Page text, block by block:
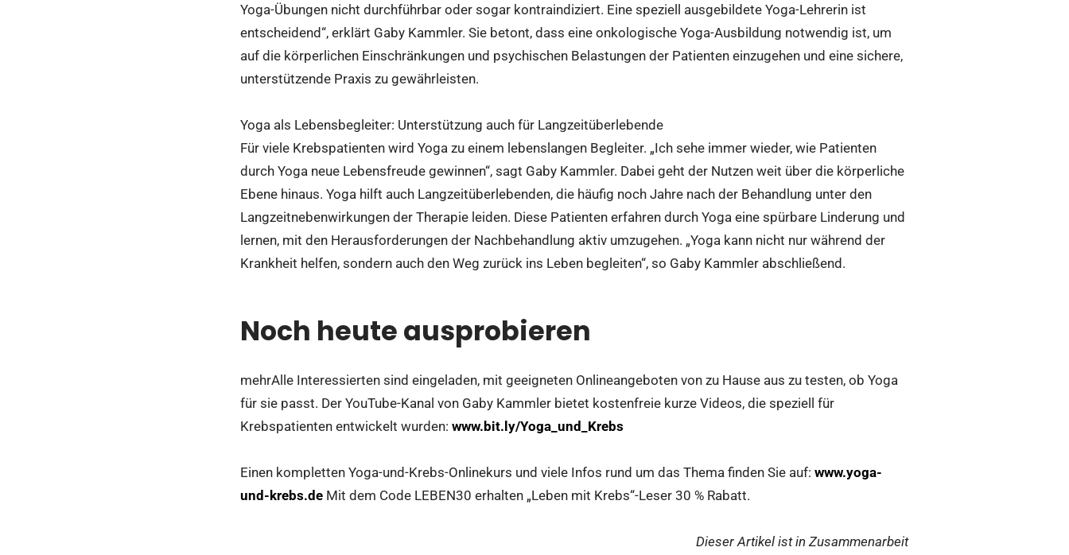
Yoga-Übungen nicht durchführbar oder sogar kontraindiziert. Eine speziell ausgebildete Yoga-Lehrerin ist
entscheidend“, erklärt Gaby Kammler. Sie betont, dass eine onkologische Yoga-Ausbildung notwendig ist, um
auf die körperlichen Einschränkungen und psychischen Belastungen der Patienten einzugehen und eine sichere,
unterstützende Praxis zu gewährleisten.
Yoga als Lebensbegleiter: Unterstützung auch für Langzeitüberlebende
Für viele Krebspatienten wird Yoga zu einem lebenslangen Begleiter. „Ich sehe immer wieder, wie Patienten
durch Yoga neue Lebensfreude gewinnen“, sagt Gaby Kammler. Dabei geht der Nutzen weit über die körperliche
Ebene hinaus. Yoga hilft auch Langzeitüberlebenden, die häufig noch Jahre nach der Behandlung unter den
Langzeitnebenwirkungen der Therapie leiden. Diese Patienten erfahren durch Yoga eine spürbare Linderung und
lernen, mit den Herausforderungen der Nachbehandlung aktiv umzugehen. „Yoga kann nicht nur während der
Krankheit helfen, sondern auch den Weg zurück ins Leben begleiten“, so Gaby Kammler abschließend.
Noch heute ausprobieren
mehrAlle Interessierten sind eingeladen, mit geeigneten Onlineangeboten von zu Hause aus zu testen, ob Yoga
für sie passt. Der YouTube-Kanal von Gaby Kammler bietet kostenfreie kurze Videos, die speziell für
Krebspatienten entwickelt wurden: www.bit.ly/Yoga_und_Krebs
Einen kompletten Yoga-und-Krebs-Onlinekurs und viele Infos rund um das Thema finden Sie auf: www.yoga-
und-krebs.de Mit dem Code LEBEN30 erhalten „Leben mit Krebs“-Leser 30 % Rabatt.
Dieser Artikel ist in Zusammenarbeit